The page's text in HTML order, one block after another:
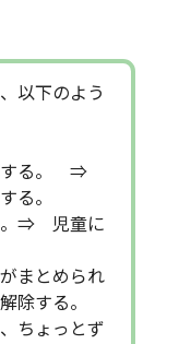
以下のよう
する。 ⇒
る。
。⇒ 児童に
まとめられ
除する。
ちょっとず